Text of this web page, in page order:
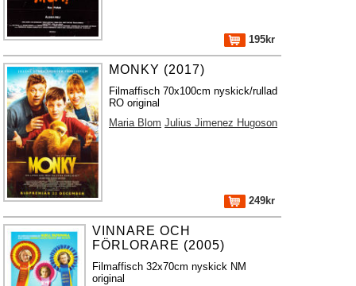
195kr
MONKY (2017)
Filmaffisch 70x100cm nyskick/rullad
RO original
Maria Blom Julius Jimenez Hugoson
249kr
VINNARE OCH
FÖRLORARE (2005)
Filmaffisch 32x70cm nyskick NM
original